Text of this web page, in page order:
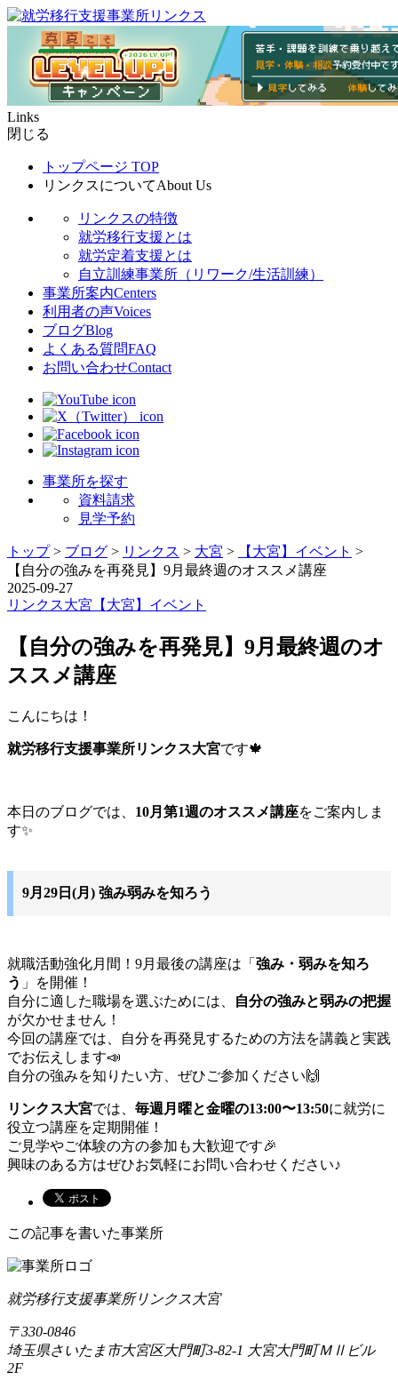
Links
閉じる
トップページ TOP
リンクスについてAbout Us
リンクスの特徴
就労移行支援とは
就労定着支援とは
自立訓練事業所（リワーク/生活訓練）
事業所案内Centers
利用者の声Voices
ブログBlog
よくある質問FAQ
お問い合わせContact
事業所を探す
資料請求
見学予約
トップ> ブログ > リンクス > 大宮 > 【大宮】イベント >
【自分の強みを再発見】9月最終週のオススメ講座
2025-09-27
リンクス大宮 【大宮】イベント
【自分の強みを再発見】9月最終週のオ
ススメ講座
こんにちは！
就労移行支援事業所リンクス大宮です🍁
本日のブログでは、 10月第1週のオススメ講座をご案内しま
す✨️
9月29日(月) 強み弱みを知ろう
就職活動強化月間！9月最後の講座は「 強み・弱みを知ろ
う 」を開催！
自分に適した職場を選ぶためには、
自分の強みと弱みの把握
が欠かせません！
今回の講座では、自分を再発見するための方法を講義と実践
でお伝えします📣
自分の強みを知りたい方、ぜひご参加ください🙌
リンクス大宮では、 毎週月曜と金曜の13:00〜13:50に就労に
役立つ講座を定期開催！
ご見学やご体験の方の参加も大歓迎です🎉
興味のある方はぜひお気軽にお問い合わせください♪
この記事を書いた事業所
就労移行支援事業所リンクス大宮
〒330-0846
埼玉県さいたま市大宮区大門町3-82-1 大宮大門町ＭⅡビル
2F